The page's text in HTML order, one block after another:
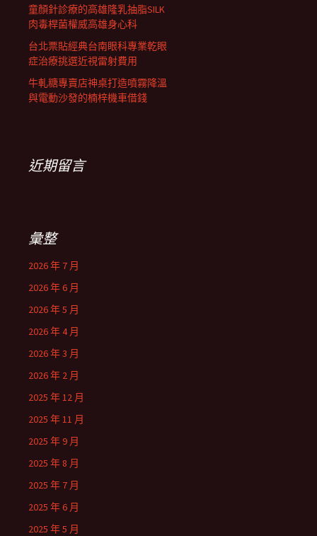
童顏針診療的高雄隆乳抽脂SILK
肉毒桿菌權威高雄身心科
台北票貼經典台南眼科專業乾眼
症治療挑選近視雷射費用
牛軋糖專賣店神桌打造噴霧降溫
與電動沙發的楠梓機車借錢
近期留言
彙整
2026 年 7 月
2026 年 6 月
2026 年 5 月
2026 年 4 月
2026 年 3 月
2026 年 2 月
2025 年 12 月
2025 年 11 月
2025 年 9 月
2025 年 8 月
2025 年 7 月
2025 年 6 月
2025 年 5 月